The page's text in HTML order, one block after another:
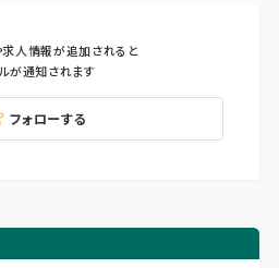
求人情報が追加されると
が通知されます
フォローする